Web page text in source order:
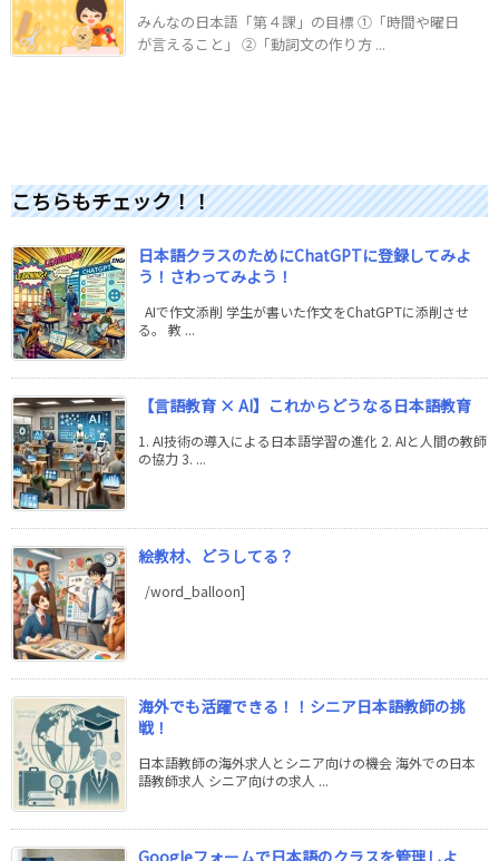
みんなの日本語「第４課」の目標 ①「時間や曜日
が言えること」 ②「動詞文の作り方 ...
こちらもチェック！！
日本語クラスのためにChatGPTに登録してみよ
う！さわってみよう！
AIで作文添削 学生が書いた作文をChatGPTに添削させ
る。 教 ...
【言語教育 × AI】これからどうなる日本語教育
1. AI技術の導入による日本語学習の進化 2. AIと人間の教師
の協力 3. ...
絵教材、どうしてる？
/word_balloon]
海外でも活躍できる！！シニア日本語教師の挑
戦！
日本語教師の海外求人とシニア向けの機会 海外での日本
語教師求人 シニア向けの求人 ...